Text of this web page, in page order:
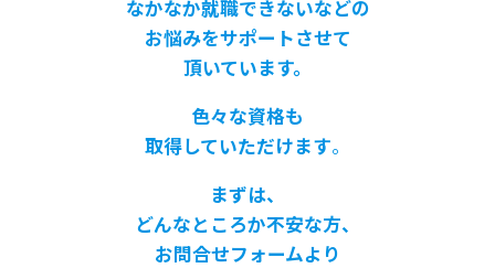
なかなか就職できないなどの
お悩みをサポートさせて
頂いています。
色々な資格も
取得していただけます。
まずは、
どんなところか不安な方、
お問合せフォームより